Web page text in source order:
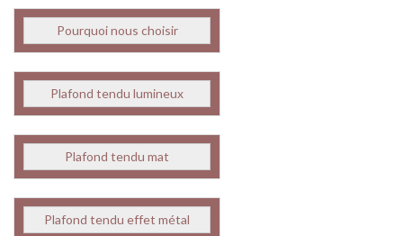
Pourquoi nous choisir
Plafond tendu lumineux
Plafond tendu mat
Plafond tendu effet métal